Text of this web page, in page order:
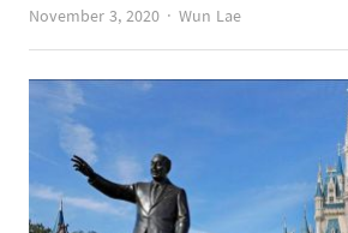
November 3, 2020
Author
Wun Lae